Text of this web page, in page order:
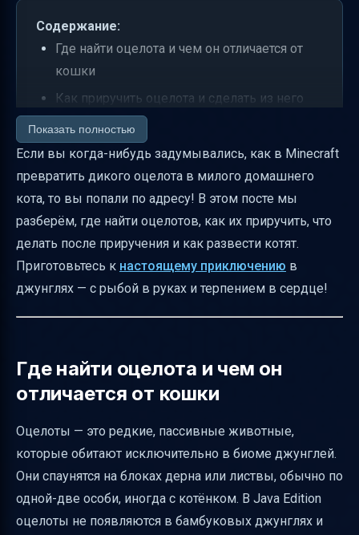
Содержание:
Где найти оцелота и чем он отличается от
кошки
Как приручить оцелота и сделать из него
кота
Что происходит после приручения
Разведение оцелотов и кошек
Размеры оцелотов и котят
Поведение оцелотов в зависимости от
окружения
Практические советы по приручению
Итоговая таблица: как из оцелота сделать
кота
Показать полностью
Если вы когда-нибудь задумывались, как в Minecraft
превратить дикого оцелота в милого домашнего
кота, то вы попали по адресу! В этом посте мы
разберём, где найти оцелотов, как их приручить, что
делать после приручения и как развести котят.
Приготовьтесь к настоящему приключению в
джунглях — с рыбой в руках и терпением в сердце!
Где найти оцелота и чем он
отличается от кошки
Оцелоты — это редкие, пассивные животные,
которые обитают исключительно в биоме джунглей.
Они спаунятся на блоках дерна или листвы, обычно по
одной-две особи, иногда с котёнком. В Java Edition
оцелоты не появляются в бамбуковых джунглях и